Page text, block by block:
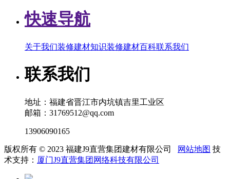
快速导航
关于我们装修建材知识装修建材百科联系我们
联系我们
地址：福建省晋江市内坑镇吉里工业区
邮箱：31769512@qq.com
13906090165
版权所有 © 2023 福建J9直营集团建材有限公司 网站地图 技
术支持： 厦门J9直营集团网络科技有限公司